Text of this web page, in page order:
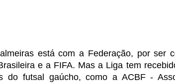
está com a Federação, por ser
e a FIFA. Mas a Liga tem
do futsal gaúcho, como a ACBF -